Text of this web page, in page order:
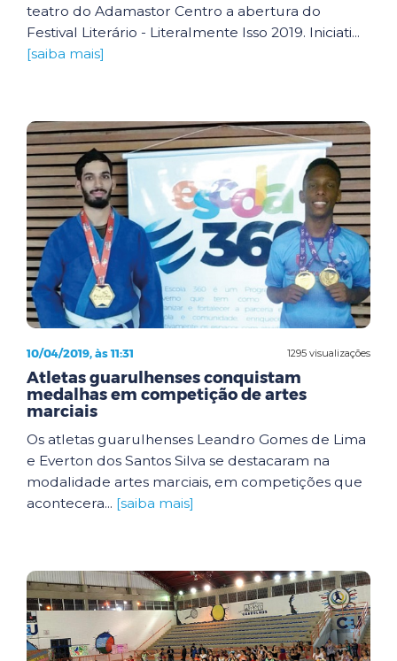
teatro do Adamastor Centro a abertura do
Festival Literário - Literalmente Isso 2019. Iniciati...
[saiba mais]
1295 visualizações
10/04/2019, às 11:31
Atletas guarulhenses conquistam
medalhas em competição de artes
marciais
Os atletas guarulhenses Leandro Gomes de Lima
e Everton dos Santos Silva se destacaram na
modalidade artes marciais, em competições que
acontecera... [saiba mais]